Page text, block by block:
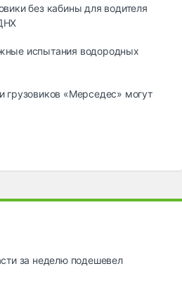
без кабины для водителя
испытания водородных
грузовиков «Мерседес» могут
за неделю подешевел